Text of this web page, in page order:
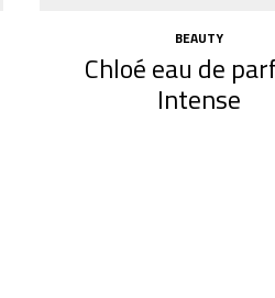
BEAUTY
Chloé eau de
Intense